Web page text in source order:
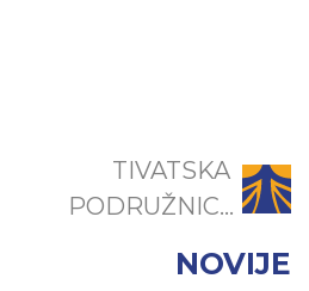
TIVATSKA
PODRUŽNIC...
NOVIJE